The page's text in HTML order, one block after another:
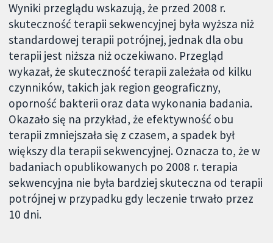
Wyniki przeglądu wskazują, że przed 2008 r.
skuteczność terapii sekwencyjnej była wyższa niż
standardowej terapii potrójnej, jednak dla obu
terapii jest niższa niż oczekiwano. Przegląd
wykazał, że skuteczność terapii zależała od kilku
czynników, takich jak region geograficzny,
oporność bakterii oraz data wykonania badania.
Okazało się na przykład, że efektywność obu
terapii zmniejszała się z czasem, a spadek był
większy dla terapii sekwencyjnej. Oznacza to, że w
badaniach opublikowanych po 2008 r. terapia
sekwencyjna nie była bardziej skuteczna od terapii
potrójnej w przypadku gdy leczenie trwało przez
10 dni.